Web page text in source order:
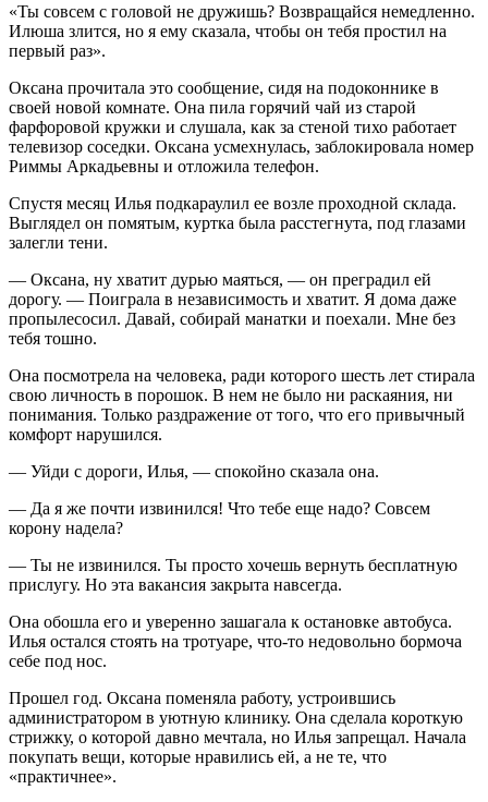
«Ты совсем с головой не дружишь? Возвращайся немедленно.
Илюша злится, но я ему сказала, чтобы он тебя простил на
первый раз».
Оксана прочитала это сообщение, сидя на подоконнике в
своей новой комнате. Она пила горячий чай из старой
фарфоровой кружки и слушала, как за стеной тихо работает
телевизор соседки. Оксана усмехнулась, заблокировала номер
Риммы Аркадьевны и отложила телефон.
Спустя месяц Илья подкараулил ее возле проходной склада.
Выглядел он помятым, куртка была расстегнута, под глазами
залегли тени.
— Оксана, ну хватит дурью маяться, — он преградил ей
дорогу. — Поиграла в независимость и хватит. Я дома даже
пропылесосил. Давай, собирай манатки и поехали. Мне без
тебя тошно.
Она посмотрела на человека, ради которого шесть лет стирала
свою личность в порошок. В нем не было ни раскаяния, ни
понимания. Только раздражение от того, что его привычный
комфорт нарушился.
— Уйди с дороги, Илья, — спокойно сказала она.
— Да я же почти извинился! Что тебе еще надо? Совсем
корону надела?
— Ты не извинился. Ты просто хочешь вернуть бесплатную
прислугу. Но эта вакансия закрыта навсегда.
Она обошла его и уверенно зашагала к остановке автобуса.
Илья остался стоять на тротуаре, что-то недовольно бормоча
себе под нос.
Прошел год. Оксана поменяла работу, устроившись
администратором в уютную клинику. Она сделала короткую
стрижку, о которой давно мечтала, но Илья запрещал. Начала
покупать вещи, которые нравились ей, а не те, что
«практичнее».